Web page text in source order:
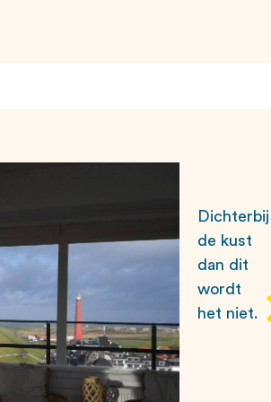
Dichterbij
de kust
dan dit
wordt
het niet.